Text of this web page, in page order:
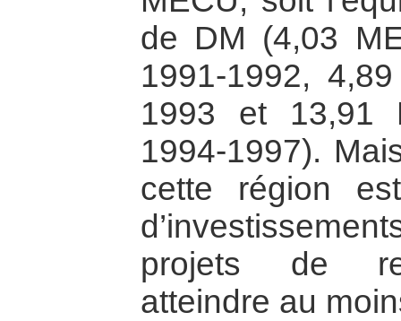
de DM (4,03
1991-1992,
1993 et 13,91
1994-1997).
cette région
projets de
atteindre au